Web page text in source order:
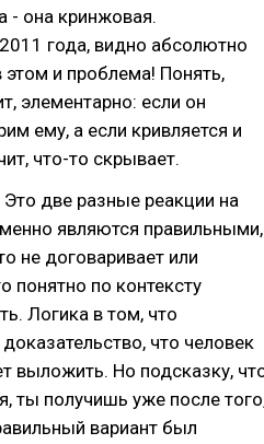
- она кринжовая.
года, видно абсолютно
и проблема! Понять,
элементарно: если он
ему, а если кривляется и
что-то скрывает.
две разные реакции на
являются правильными,
не договаривает или
понятно по контексту
Логика в том, что
что человек
выложить. Но подсказку,
ты получишь уже после
вариант был